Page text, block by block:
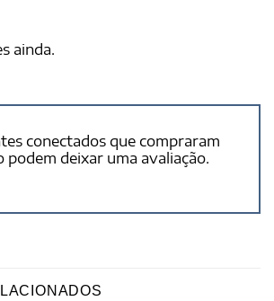
ainda.
conectados que compraram
podem deixar uma avaliação.